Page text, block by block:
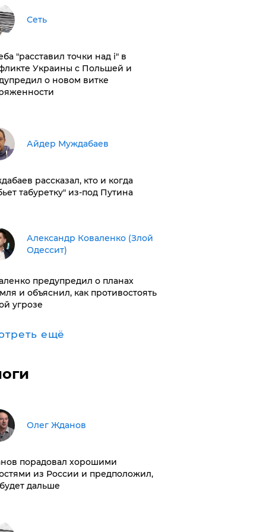
Сеть
"расставил точки над і" в
Украины с Польшей и
о новом витке
Айдер Муждабаев
рассказал, кто и когда
табуретку" из-под Путина
Александр Коваленко (Злой
Одессит)
предупредил о планах
и объяснил, как противостоять
угрозе
ещё
Олег Жданов
порадовал хорошими
из России и предположил,
дальше